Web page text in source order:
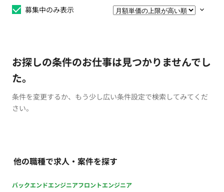
募集中のみ表示
お探しの条件のお仕事は見つかりませんでし
た。
条件を変更するか、もう少し広い条件設定で検索してみてくだ
さい。
他の職種で求人・案件を探す
バックエンドエンジニアフロントエンジニア